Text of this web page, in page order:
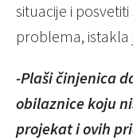
situacije i
problema,
-Plaši činjenica
obilaznice koju
projekat i ovih